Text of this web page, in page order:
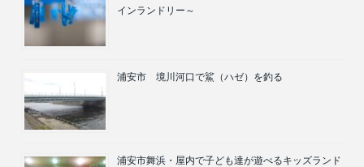
インランドリー～
浦安市 境川河口で鯊（ハゼ）を釣る
浦安市舞浜・屋内で子ども達が遊べるキッズランド